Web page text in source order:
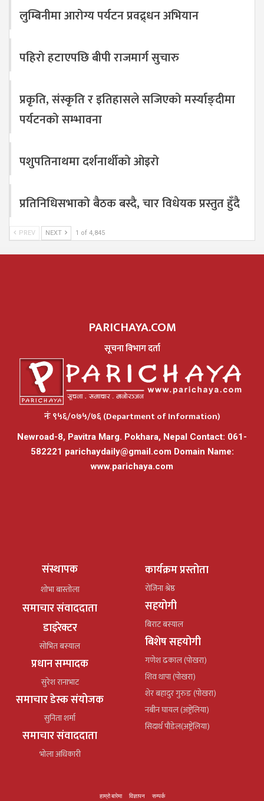
लुम्बिनीमा आरोग्य पर्यटन प्रवद्र्धन अभियान
पहिरो हटाएपछि बीपी राजमार्ग सुचारु
प्रकृति, संस्कृति र इतिहासले सजिएको मर्स्याङ्दीमा
पर्यटनको सम्भावना
पशुपतिनाथमा दर्शनार्थीको ओइरो
प्रतिनिधिसभाको बैठक बस्दै, चार विधेयक प्रस्तुत हुँदै
PREV NEXT 1 of 4,845
PARICHAYA.COM
सूचना विभाग दर्ता
नंः ९५६/०७५/७६ (Department of Information)
Newroad-8, Pavitra Marg. Pokhara, Nepal Contact: 061-
582221 parichaydaily@gmail.comDomain Name:
www.parichaya.com
संस्थापक
शोभा बास्तोला
समाचार संवाददाता
डाइरेक्टर
सोभित बस्याल
प्रधान सम्पादक
सुरेश रानाभाट
समाचार डेस्क संयोजक
सुनिता शर्मा
समाचार संवाददाता
भोला अधिकारी
कार्यक्रम प्रस्तोता
रोजिना श्रेष्ठ
सहयोगी
बिराट बस्याल
बिशेष सहयोगी
गणेश ढकाल (पोखरा)
शिव थापा (पोखरा)
शेर बहादुर गुरुङ (पोखरा)
नबीन घायल (अष्ट्रेलिया)
सिदार्थ पौडेल(अष्ट्रेलिया)
हाम्रो बारेमा विज्ञापन सम्पर्क